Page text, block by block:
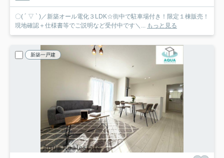
〇( ´ ▽ ` )／新築オール電化３LDK☆街中で駐車場付き！限定１棟販売！
現地確認＋仕様書等でご説明など受付中です＼...
もっと見る
新築一戸建